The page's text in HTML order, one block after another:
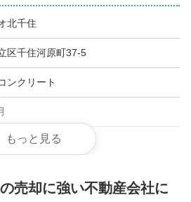
北千住
区千住河原町37-5
ンクリート
もっと見る
売却に強い不動産会社に